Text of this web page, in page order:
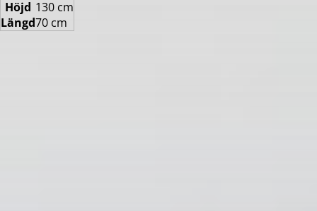
Höjd 130 cm
Längd70 cm